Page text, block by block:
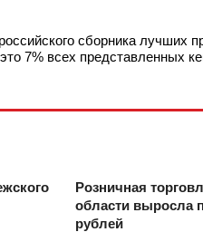
сборника лучших
7% всех представленных
Розничная
области выросла
рублей